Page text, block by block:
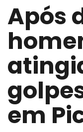
Após
em